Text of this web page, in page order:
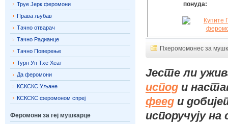
понуда:
Пхеромомонес за
Јесте ли
испод и
феед и
испоручују
Труе Јерк феромони
Права љубав
Тачно отварач
Тачно Радианце
Тачно Поверење
Турн Уп Тхе Хеат
Да феромони
КСКСКС Уљане
КСКСКС феромоном спреј
Феромони за геј мушкарце